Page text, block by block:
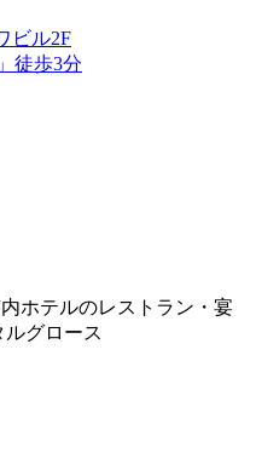
ビル2F
徒歩3分
ホテルのレストラン・宴
グロース